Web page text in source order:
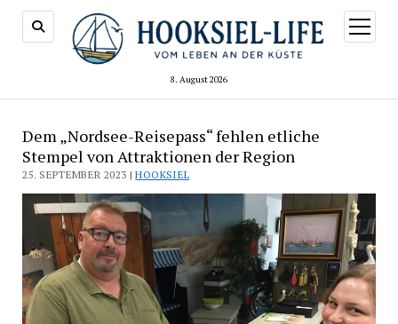
8. August 2026
Menü
öffnen
Dem „Nordsee-Reisepass“ fehlen etliche
Stempel von Attraktionen der Region
25. SEPTEMBER 2023 |HOOKSIEL